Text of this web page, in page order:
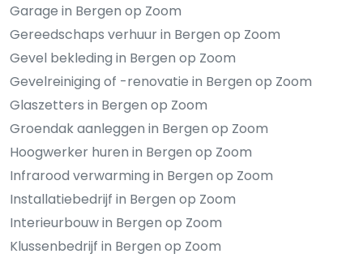
Garage in Bergen op Zoom
Gereedschaps verhuur in Bergen op Zoom
Gevel bekleding in Bergen op Zoom
Gevelreiniging of -renovatie in Bergen op Zoom
Glaszetters in Bergen op Zoom
Groendak aanleggen in Bergen op Zoom
Hoogwerker huren in Bergen op Zoom
Infrarood verwarming in Bergen op Zoom
Installatiebedrijf in Bergen op Zoom
Interieurbouw in Bergen op Zoom
Klussenbedrijf in Bergen op Zoom